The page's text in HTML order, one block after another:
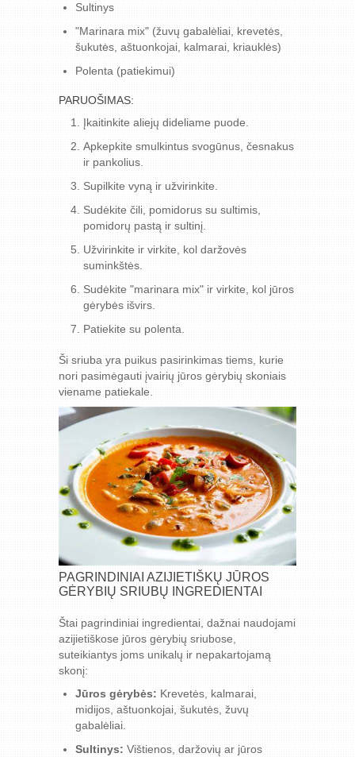
Sultinys
"Marinara mix" (žuvų gabalėliai, krevetės,
šukutės, aštuonkojai, kalmarai, kriauklės)
Polenta (patiekimui)
PARUOŠIMAS:
Įkaitinkite aliejų dideliame puode.
Apkepkite smulkintus svogūnus, česnakus
ir pankolius.
Supilkite vyną ir užvirinkite.
Sudėkite čili, pomidorus su sultimis,
pomidorų pastą ir sultinį.
Užvirinkite ir virkite, kol daržovės
suminkštės.
Sudėkite "marinara mix" ir virkite, kol jūros
gėrybės išvirs.
Patiekite su polenta.
Ši sriuba yra puikus pasirinkimas tiems, kurie
nori pasimėgauti įvairių jūros gėrybių skoniais
viename patiekale.
PAGRINDINIAI AZIJIETIŠKŲ JŪROS
GĖRYBIŲ SRIUBŲ INGREDIENTAI
Štai pagrindiniai ingredientai, dažnai naudojami
azijietiškose jūros gėrybių sriubose,
suteikiantys joms unikalų ir nepakartojamą
skonį:
Jūros gėrybės: Krevetės, kalmarai,
midijos, aštuonkojai, šukutės, žuvų
gabalėliai.
Sultinys: Vištienos, daržovių ar jūros